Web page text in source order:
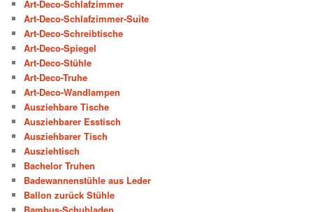
Art-Deco-Schlafzimmer
Art-Deco-Schlafzimmer-Suite
Art-Deco-Schreibtische
Art-Deco-Spiegel
Art-Deco-Stühle
Art-Deco-Truhe
Art-Deco-Wandlampen
Ausziehbare Tische
Ausziehbarer Esstisch
Ausziehbarer Tisch
Ausziehtisch
Bachelor Truhen
Badewannenstühle aus Leder
Ballon zurück Stühle